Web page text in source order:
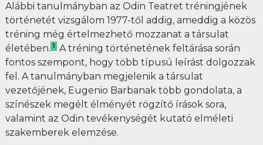
Alábbi tanulmányban az Odin Teatret tréningjének
történetét vizsgálom 1977-től addig, ameddig a közös
tréning még értelmezhető mozzanat a társulat
életében. 1 A tréning történetének feltárása során
fontos szempont, hogy több típusú leírást dolgozzak
fel. A tanulmányban megjelenik a társulat
vezetőjének, Eugenio Barbanak több gondolata, a
színészek megélt élményét rögzítő írások sora,
valamint az Odin tevékenységét kutató elméleti
szakemberek elemzése.